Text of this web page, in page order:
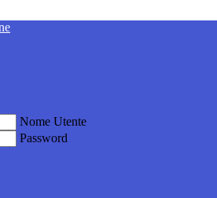
Nome Utente
Password